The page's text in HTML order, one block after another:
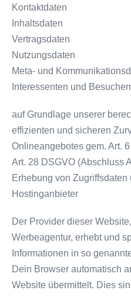
Kontaktdaten
Inhaltsdaten
Vertragsdaten
Nutzungsdaten
Meta- und
Interessenten und
auf Grundlage unserer
effizienten und sicheren
Onlineangebotes gem. Art.
Art. 28 DSGVO (Abschluss
Erhebung von
Hostinganbieter
Der Provider dieser
Werbeagentur, erhebt und
Informationen in so
Dein Browser automatisch
Website übermittelt. Dies